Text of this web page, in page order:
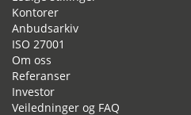
Kontorer
Anbudsarkiv
ISO 27001
Om oss
Referanser
Investor
Veiledninger og FAQ